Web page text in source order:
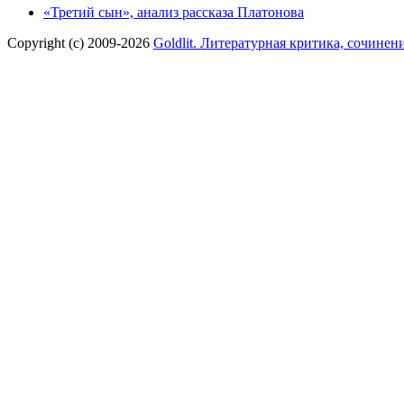
«Третий сын», анализ рассказа Платонова
Copyright (c) 2009-2026 Goldlit. Литературная критика,